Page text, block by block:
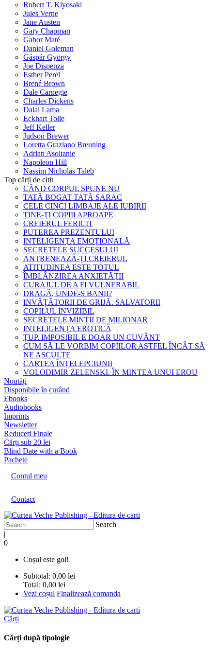
Robert T. Kiyosaki
Jules Verne
Jane Austen
Gary Chapman
Gabor Maté
Daniel Goleman
Gáspár György
Joe Dispenza
Esther Perel
Brené Brown
Dale Carnegie
Charles Dickens
Dalai Lama
Eckhart Tolle
Jeff Keller
Judson Brewer
Loretta Graziano Breuning
Adrian Asoltanie
Napoleon Hill
Nassim Nicholas Taleb
Top cărți de citit
CÂND CORPUL SPUNE NU
TATĂ BOGAT TATĂ SARAC
CELE CINCI LIMBAJE ALE IUBIRII
ȚINE-ȚI COPIII APROAPE
CREIERUL FERICIT
PUTEREA PREZENTULUI
INTELIGENȚA EMOȚIONALĂ
SECRETELE SUCCESULUI
ANTRENEAZĂ-ȚI CREIERUL
ATITUDINEA ESTE TOTUL
ÎMBLÂNZIREA ANXIETĂȚII
CURAJUL DE A FI VULNERABIL
DRAGĂ, UNDE-S BANII?
INVĂȚĂTORII DE GRIJĂ. SALVATORII
COPILUL INVIZIBIL
SECRETELE MINȚII DE MILIONAR
INTELIGENȚA EROTICĂ
ȚUP. IMPOSIBIL E DOAR UN CUVÂNT
CUM SĂ LE VORBIM COPIILOR ASTFEL ÎNCÂT SĂ
NE ASCULTE
CARTEA ÎNȚELEPCIUNII
VOLODIMIR ZELENSKI. ÎN MINTEA UNUI EROU
Noutăți
Disponibile în curând
Ebooks
Audiobooks
Imprints
Newsletter
Reduceri Finale
Cărți sub 20 lei
Blind Date with a Book
Pachete
Contul meu
Contact
Search
|
0
Coșul este gol!
Subtotal: 0,00 lei
Total: 0,00 lei
Vezi coșul Finalizează comanda
Cărți
Cărți după tipologie